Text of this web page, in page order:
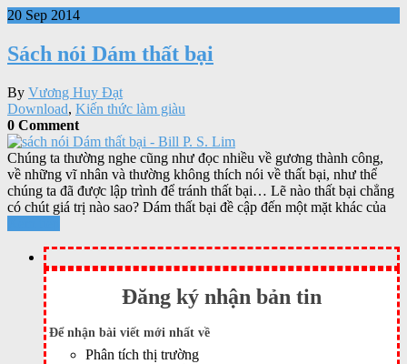
20 Sep 2014
Sách nói Dám thất bại
By Vương Huy Đạt
Download, Kiến thức làm giàu
0 Comment
Chúng ta thường nghe cũng như đọc nhiều về gương thành công,
về những vĩ nhân và thường không thích nói về thất bại, như thể
chúng ta đã được lập trình để tránh thất bại… Lẽ nào thất bại chẳng
có chút giá trị nào sao? Dám thất bại đề cập đến một mặt khác của
Đăng ký nhận bản tin
Để nhận bài viết mới nhất về
Phân tích thị trường